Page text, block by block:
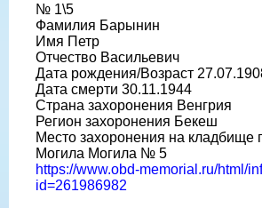
№ 1\5
Фамилия Барынин
Имя Петр
Отчество Васильевич
Дата рождения/Возраст
Дата смерти 30.11.1944
Страна захоронения Венгрия
Регион захоронения Бекеш
Место захоронения на кладбище
Могила Могила № 5
https://www.obd-memorial.ru/html/
id=261986982